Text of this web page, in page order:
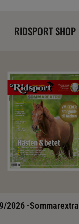
RIDSPORT SHOP
2026 -Sommarextra